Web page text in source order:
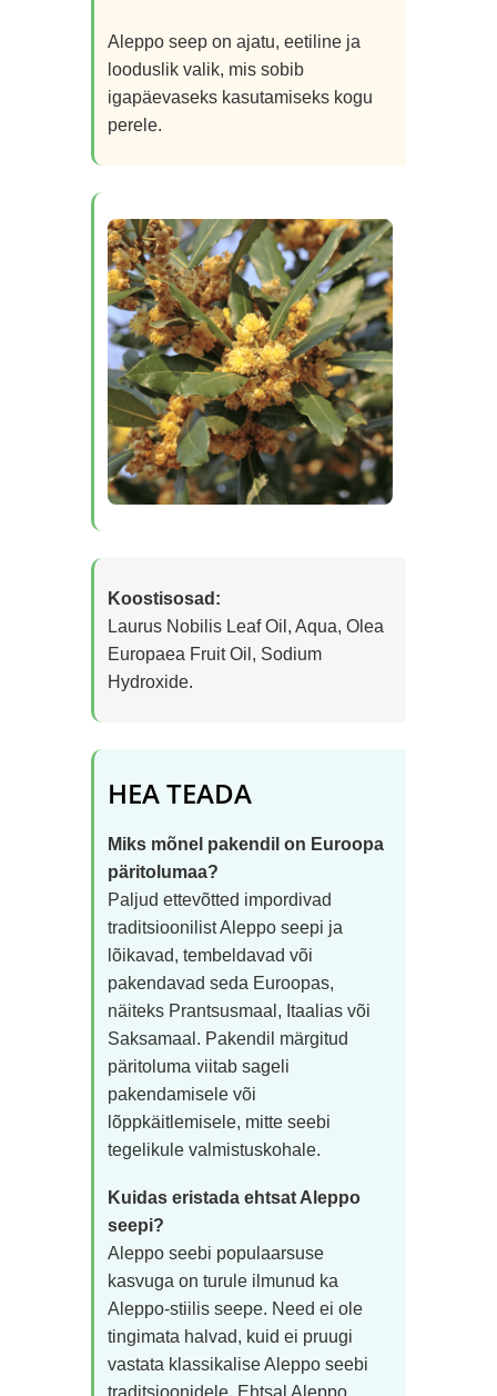
Aleppo seep on ajatu, eetiline ja
looduslik valik, mis sobib
igapäevaseks kasutamiseks kogu
perele.
Koostisosad:
Laurus Nobilis Leaf Oil, Aqua, Olea
Europaea Fruit Oil, Sodium
Hydroxide.
HEA TEADA
Miks mõnel pakendil on Euroopa
päritolumaa?
Paljud ettevõtted impordivad
traditsioonilist Aleppo seepi ja
lõikavad, tembeldavad või
pakendavad seda Euroopas,
näiteks Prantsusmaal, Itaalias või
Saksamaal. Pakendil märgitud
päritoluma viitab sageli
pakendamisele või
lõppkäitlemisele, mitte seebi
tegelikule valmistuskohale.
Kuidas eristada ehtsat Aleppo
seepi?
Aleppo seebi populaarsuse
kasvuga on turule ilmunud ka
Aleppo-stiilis seepe. Need ei ole
tingimata halvad, kuid ei pruugi
vastata klassikalise Aleppo seebi
traditsioonidele. Ehtsal Aleppo